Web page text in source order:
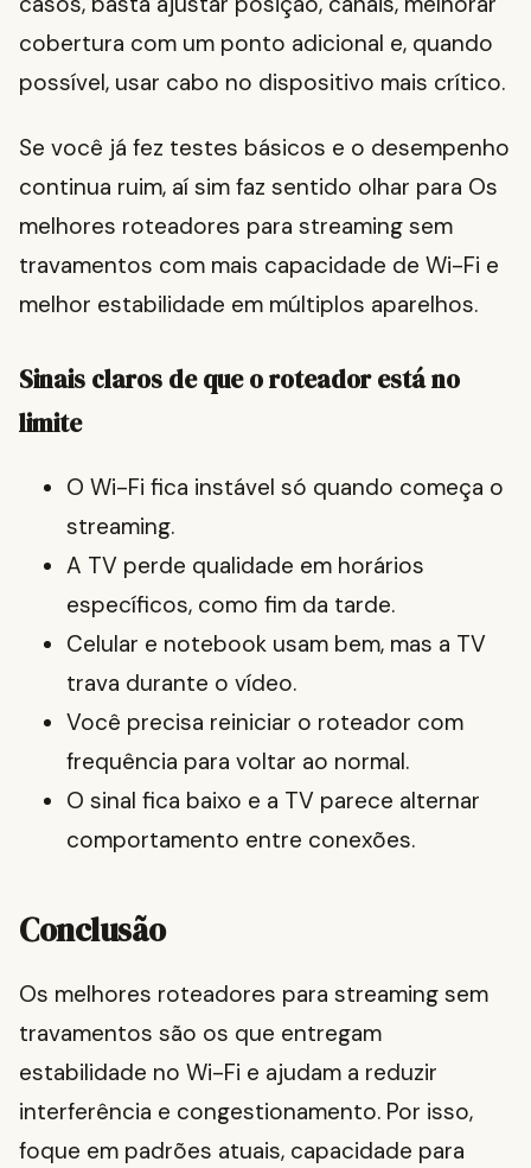
cobertura com um ponto adicional e, quando
possível, usar cabo no dispositivo mais crítico.
Se você já fez testes básicos e o desempenho
continua ruim, aí sim faz sentido olhar para Os
melhores roteadores para streaming sem
travamentos com mais capacidade de Wi-Fi e
melhor estabilidade em múltiplos aparelhos.
Sinais claros de que o roteador está no
limite
O Wi-Fi fica instável só quando começa o
streaming.
A TV perde qualidade em horários
específicos, como fim da tarde.
Celular e notebook usam bem, mas a TV
trava durante o vídeo.
Você precisa reiniciar o roteador com
frequência para voltar ao normal.
O sinal fica baixo e a TV parece alternar
comportamento entre conexões.
Conclusão
Os melhores roteadores para streaming sem
travamentos são os que entregam
estabilidade no Wi-Fi e ajudam a reduzir
interferência e congestionamento. Por isso,
foque em padrões atuais, capacidade para